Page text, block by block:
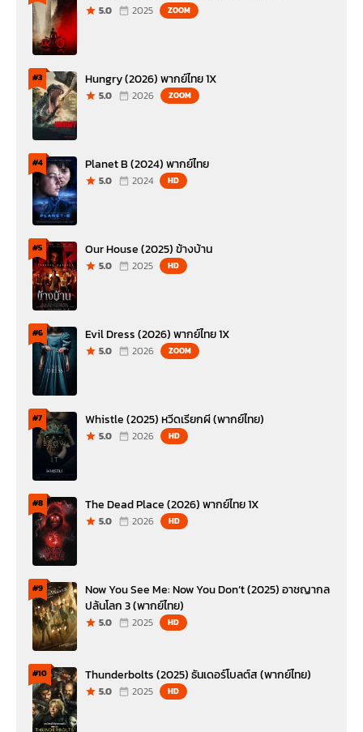
5.0 2025 ZOOM
#3 Hungry (2026) พากย์ไทย 1X
5.0 2026 ZOOM
#4 Planet B (2024) พากย์ไทย
5.0 2024 HD
#5 Our House (2025) ข้างบ้าน
5.0 2025 HD
#6 Evil Dress (2026) พากย์ไทย 1X
5.0 2026 ZOOM
#7 Whistle (2025) หวีดเรียกผี (พากย์ไทย)
5.0 2026 HD
#8 The Dead Place (2026) พากย์ไทย 1X
5.0 2026 HD
#9
Now You See Me: Now You Don’t (2025) อาชญากล
ปล้นโลก 3 (พากย์ไทย)
5.0 2025 HD
#10 Thunderbolts (2025) ธันเดอร์โบลต์ส (พากย์ไทย)
5.0 2025 HD